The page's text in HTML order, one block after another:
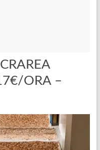
ORA –